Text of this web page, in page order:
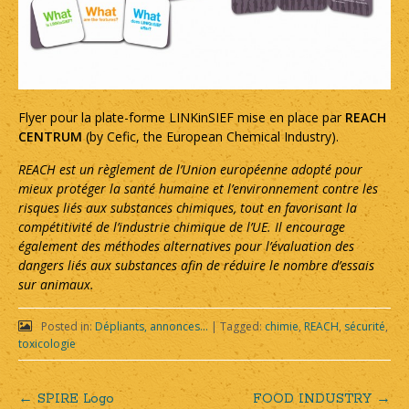
Flyer pour la plate-forme LINKinSIEF mise en place par REACH
CENTRUM (by Cefic, the European Chemical Industry).
REACH est un règlement de l’Union européenne adopté pour
mieux protéger la santé humaine et l’environnement contre les
risques liés aux substances chimiques, tout en favorisant la
compétitivité de l’industrie chimique de l’UE. Il encourage
également des méthodes alternatives pour l’évaluation des
dangers liés aux substances afin de réduire le nombre d’essais
sur animaux.
Posted in: Dépliants, annonces... |Tagged: chimie, REACH, sécurité,
toxicologie
←SPIRE Logo FOOD INDUSTRY →